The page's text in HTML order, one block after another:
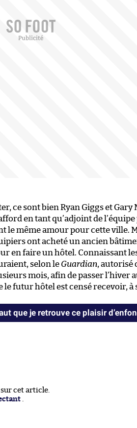
ce sont bien Ryan Giggs et Gary
en tant qu’adjoint de
le même amour pour cette ville.
ont acheté un ancien
en faire un hôtel. Connaissant
selon le Guardian, autorisé
mois, afin de passer l’hiver
le futur hôtel est censé recevoir,
que je retrouve ce plaisir
cet article.